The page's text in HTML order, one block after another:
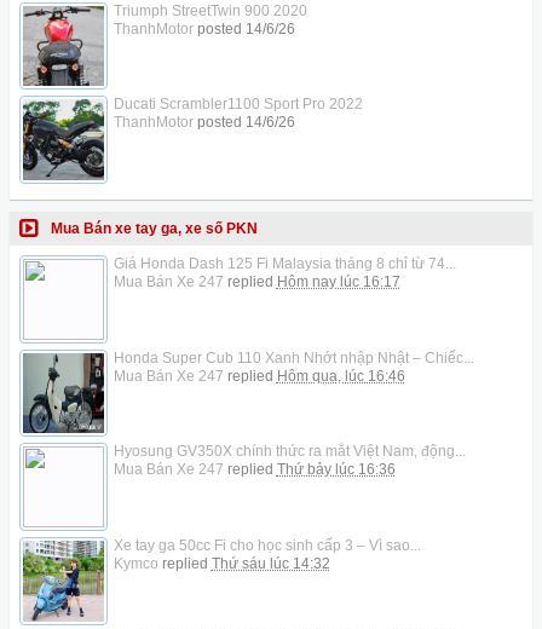
Triumph StreetTwin 900 2020
ThanhMotorposted 14/6/26
Ducati Scrambler1100 Sport Pro 2022
ThanhMotorposted 14/6/26
Mua Bán xe tay ga, xe số PKN
Giá Honda Dash 125 Fi Malaysia tháng 8 chỉ từ 74...
Mua Bán Xe 247 replied Hôm nay lúc 16:17
Honda Super Cub 110 Xanh Nhớt nhập Nhật – Chiếc...
Mua Bán Xe 247 replied Hôm qua, lúc 16:46
Hyosung GV350X chính thức ra mắt Việt Nam, động...
Mua Bán Xe 247 replied Thứ bảy lúc 16:36
Xe tay ga 50cc Fi cho học sinh cấp 3 – Vì sao...
Kymco replied Thứ sáu lúc 14:32